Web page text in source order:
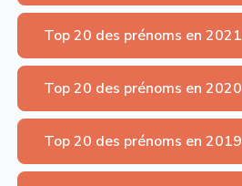
Top 20 des prénoms en 2021
Top 20 des prénoms en 2020
Top 20 des prénoms en 2019